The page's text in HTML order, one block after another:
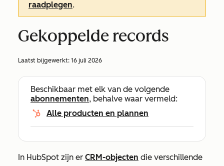
raadplegen.
Gekoppelde records
Laatst bijgewerkt: 16 juli 2026
Beschikbaar met elk van de volgende
abonnementen, behalve waar vermeld:
Alle producten en plannen
In HubSpot zijn er CRM-objecten die verschillende